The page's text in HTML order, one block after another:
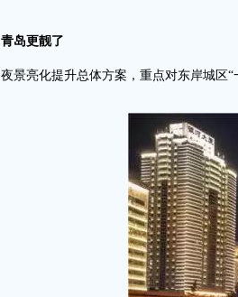
青岛更靓了
夜景亮化提升总体方案，重点对东岸城区